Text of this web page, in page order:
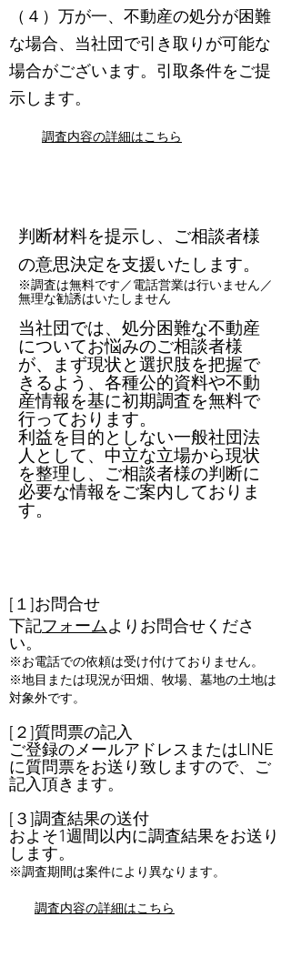
（４）万が一、不動産の処分が困難
な場合、当社団で引き取りが可能な
場合がございます。引取条件をご提
示します。
調査内容の詳細はこちら
判断材料を提示し、ご相談者様
の意思決定を支援いたします。
​​※調査は無料です／電話営業は行いません／
無理な勧誘はいたしません
当社団では、処分困難な不動産
についてお悩みのご相談者様
が、まず現状と選択肢を把握で
きるよう、各種公的資料や不動
産情報を基に初期調査を無料で
行っております。
利益を目的としない一般社団法
人として、中立な立場から現状
を整理し、ご相談者様の判断に
必要な情報をご案内しておりま
す。
[１]​お問合せ
下記フォームよりお問合せくださ
い。
※お電話での依頼は受け付けておりません。
※地目または現況が田畑、牧場、墓地の土地は
対象外です。
[２]質問票の記入​
ご登録のメールアドレスまたはLINE
に質問票をお送り致しますので、ご
記入頂きます。
[３]​調査結果の送付
およそ1週間以内に調査結果をお送り
します。
※調査期間は案件により異なります。
調査内容の詳細はこちら